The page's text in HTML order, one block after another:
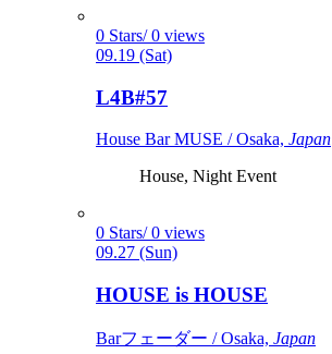
0 Stars/ 0 views
09.19 (Sat)
L4B#57
House Bar MUSE / Osaka, Japan
House, Night Event
0 Stars/ 0 views
09.27 (Sun)
HOUSE is HOUSE
Barフェーダー / Osaka, Japan